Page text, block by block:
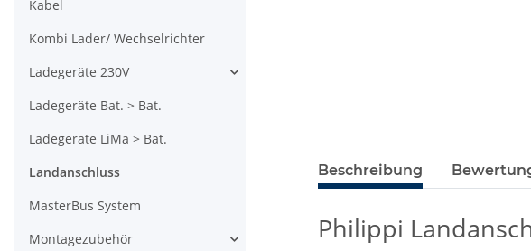
Beschreibung
Philippi
Kabel
Kombi Lader/ Wechselrichter
Ladegeräte 230V
Ladegeräte Bat. > Bat.
Ladegeräte LiMa > Bat.
Landanschluss
MasterBus System
Montagezubehör